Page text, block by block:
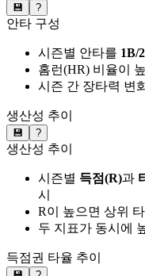
💾 ?
안타 구성
시즌별 안타를 1B/
홈런(HR) 비율이
시즌 간 장타력 변
생산성 추이
💾 ?
생산성 추이
시즌별 득점(R)과
시
R이 높으면 상위
두 지표가 동시에
득점권 타율 추이